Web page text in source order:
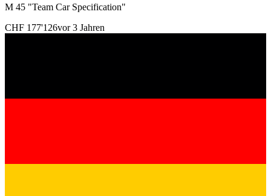
M 45 "Team Car Specification"
CHF 177'126vor 3 Jahren